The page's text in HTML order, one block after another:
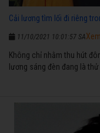
Cải lương tìm lối đi riêng
11/10/2021 10:01:57 SA
Không chỉ nhằm thu hút
lương sáng đèn đang là